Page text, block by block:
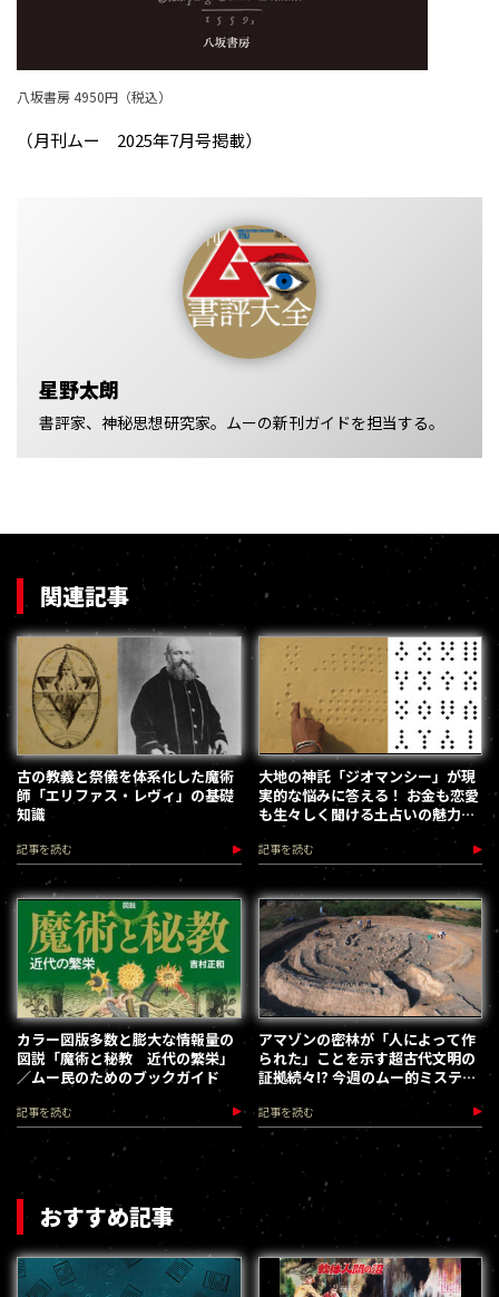
八坂書房 4950円（税込）
（月刊ムー 2025年7月号掲載）
星野太朗
書評家、神秘思想研究家。ムーの新刊ガイドを担当する。
関連記事
古の教義と祭儀を体系化した魔術
師「エリファス・レヴィ」の基礎
知識
記事を読む
大地の神託「ジオマンシー」が現
実的な悩みに答える！ お金も恋愛
も生々しく聞ける土占いの魅力／
高橋桐矢
記事を読む
カラー図版多数と膨大な情報量の
図説「魔術と秘教 近代の繁栄」
／ムー民のためのブックガイド
記事を読む
アマゾンの密林が「人によって作
られた」ことを示す超古代文明の
証拠続々!? 今週のムー的ミステリ
記事を読む
おすすめ記事